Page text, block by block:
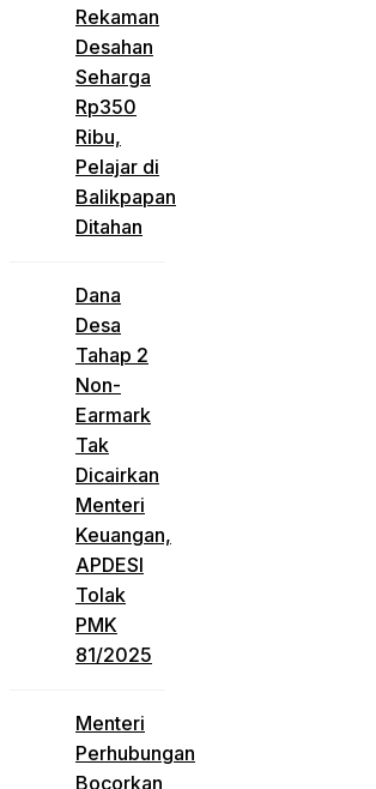
Rekaman
Desahan
Seharga
Rp350
Ribu,
Pelajar di
Balikpapan
Ditahan
Dana
Desa
Tahap 2
Non-
Earmark
Tak
Dicairkan
Menteri
Keuangan,
APDESI
Tolak
PMK
81/2025
Menteri
Perhubungan
Bocorkan